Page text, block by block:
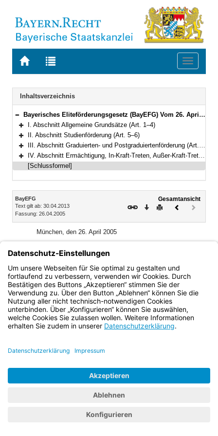
Zur
BAYERN.RECHT
Zur
letzten
Suche
Toggle
Navigation
Inhaltsverzeichnis
Bereich reduzieren
Bayerisches Eliteförderungsgesetz (BayEFG) Vom 26. April 2005 (GVBl. S. 104) BayRS 2230-2-3-WK (Art. 1–11)
Bereich erweitern
I. Abschnitt Allgemeine Grundsätze (Art. 1–4)
Bereich erweitern
II. Abschnitt Studienförderung (Art. 5–6)
Bereich erweitern
III. Abschnitt Graduierten- und Postgraduiertenförderung (Art. 7–8)
Bereich erweitern
IV. Abschnitt Ermächtigung, In-Kraft-Treten, Außer-Kraft-Treten, Übergangsvorschriften (Art. 9–11)
[Schlussformel]
Inhalt
BayEFG
Text gilt ab: 30.04.2013
Fassung: 26.04.2005
Gesamtansicht
Download
DruckenVorheriges
(inaktiv)
München, den 26. April 2005
Bayern.de
BayernPortal
Datenschutz
Barrierefreiheit
Kontrastwechsel